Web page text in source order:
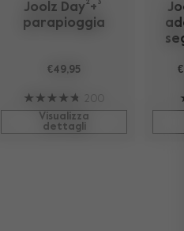
Joolz Day²+³
parapioggia
€49,95
200
Visualizza
dettagli